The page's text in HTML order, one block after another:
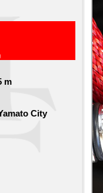
m
City